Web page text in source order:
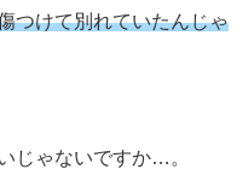
つけて別れていたんじゃ
じゃないですか…。